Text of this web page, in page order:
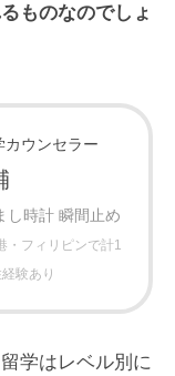
ものなのでしょ
カウンセラー
し時計 瞬間止め
・フィリピンで計1
験あり
学はレベル別に